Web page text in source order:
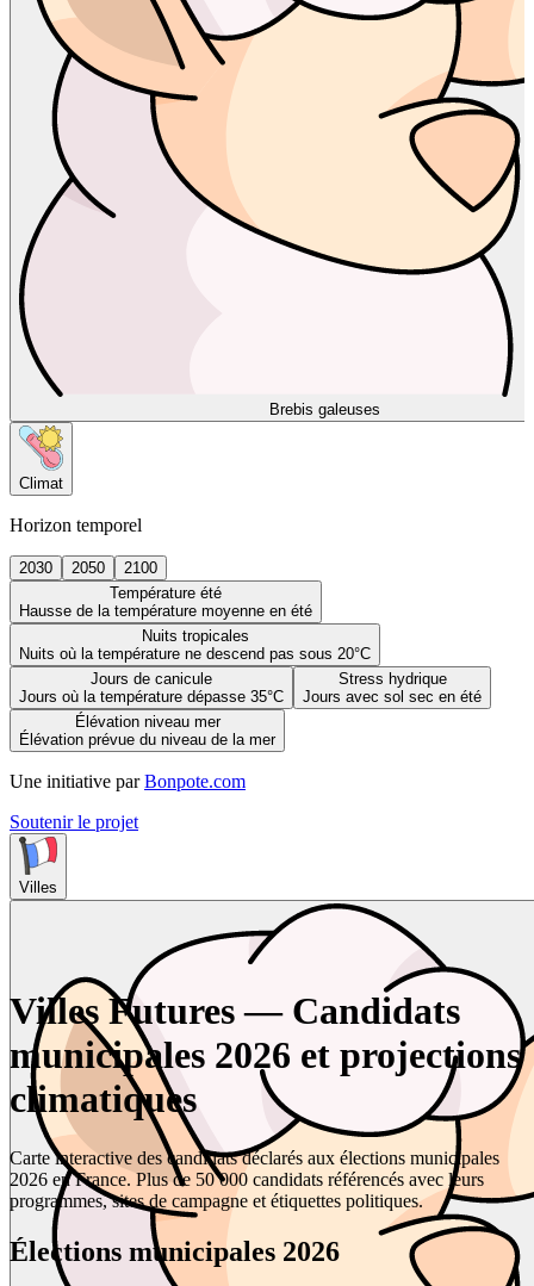
Brebis galeuses
Climat
Horizon temporel
2030 2050
2100
Température été
Hausse de la température moyenne en été
Nuits tropicales
Nuits où la température ne descend pas sous 20°C
Jours de canicule
Jours où la température dépasse 35°C
Stress hydrique
Jours avec sol sec en été
Élévation niveau mer
Élévation prévue du niveau de la mer
Une initiative par Bonpote.com
Soutenir le projet
Villes
Villes Futures — Candidats
municipales 2026 et projections
climatiques
Carte interactive des candidats déclarés aux élections municipales
2026 en France. Plus de 50 000 candidats référencés avec leurs
programmes, sites de campagne et étiquettes politiques.
Élections municipales 2026